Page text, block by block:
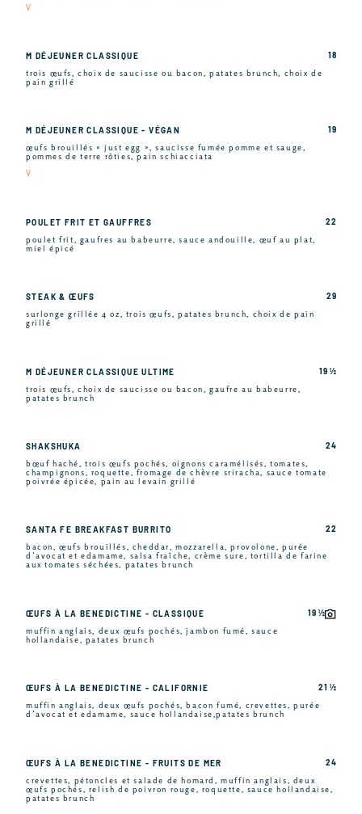
V
M DÉJEUNER CLASSIQUE
trois œufs, choix de saucisse ou bacon, patates brunch, choix de
pain grillé
18
M DÉJEUNER CLASSIQUE - VÉGAN
œufs brouillés « just egg », saucisse fumée pomme et sauge,
pommes de terre rôties, pain schiacciata
V
19
POULET FRIT ET GAUFFRES
poulet frit, gaufres au babeurre, sauce andouille, œuf au plat,
miel épicé
22
STEAK & ŒUFS
surlonge grillée 4 oz, trois œufs, patates brunch, choix de pain
grillé
29
M DÉJEUNER CLASSIQUE ULTIME
trois œufs, choix de saucisse ou bacon, gaufre au babeurre,
patates brunch
19 ½
SHAKSHUKA
bœuf haché, trois œufs pochés, oignons caramélisés, tomates,
champignons, roquette, fromage de chèvre sriracha, sauce tomate
poivrée épicée, pain au levain grillé
24
SANTA FE BREAKFAST BURRITO
bacon, œufs brouillés, cheddar, mozzarella, provolone, purée
d’avocat et edamame, salsa fraîche, crème sure, tortilla de farine
aux tomates séchées, patates brunch
22
ŒUFS À LA BENEDICTINE - CLASSIQUE
muffin anglais, deux œufs pochés, jambon fumé, sauce
hollandaise, patates brunch
19 ½
ŒUFS À LA BENEDICTINE - CALIFORNIE
muffin anglais, deux œufs pochés, bacon fumé, crevettes, purée
d’avocat et edamame, sauce hollandaise,patates brunch
21 ½
ŒUFS À LA BENEDICTINE - FRUITS DE MER
crevettes, pétoncles et salade de homard, muffin anglais, deux
œufs pochés, relish de poivron rouge, roquette, sauce hollandaise,
patates brunch
24